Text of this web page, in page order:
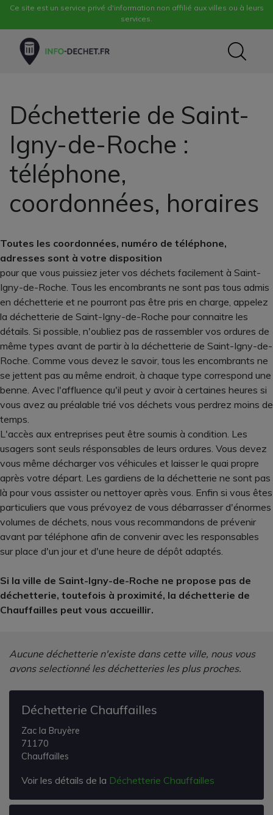
Ce site est un service privé d'information non affilié aux villes ou à leurs
services.
Déchetterie de Saint-
Igny-de-Roche :
téléphone,
coordonnées, horaires
Toutes les coordonnées, numéro de téléphone,
adresses sont à votre disposition
pour que vous puissiez jeter vos déchets facilement à Saint-
Igny-de-Roche. Tous les encombrants ne sont pas tous admis
en déchetterie et ne pourront pas être pris en charge, appelez
la déchetterie de Saint-Igny-de-Roche pour connaitre les
détails. Si possible, n'oubliez pas de rassembler vos ordures de
même types avant de partir à la déchetterie de Saint-Igny-de-
Roche. Comme vous devez le savoir, tous les encombrants ne
se jettent pas au même endroit, à chaque type correspond une
benne. Avec l'affluence qu'il peut y avoir à certaines heures si
vous avez au préalable trié vos déchets vous perdrez moins de
temps.
L'accès aux entreprises peut être soumis à condition. Les
usagers sont seuls résponsables de leurs ordures. Vous devez
vous même décharger vos véhicules et laisser le quai propre
après votre départ. Les gardiens de la déchetterie ne sont pas
là pour vous assister ou nettoyer après vous. Enfin si vous êtes
particuliers que vous prévoyez de vous débarrasser d'énormes
volumes de déchets, nous vous recommandons de prévenir
avant par téléphone afin de convenir avec les responsables
sur place d'un jour et d'une heure de dépôt adaptés.
Si la ville de Saint-Igny-de-Roche ne propose pas de
déchetterie, toutefois à proximité, la déchetterie de
Chauffailles peut vous accueillir.
Aucune déchetterie n'existe dans cette ville, nous vous
avons selectionné les déchetteries les plus proches.
Déchetterie Chauffailles
Zac la Bruyère
71170
Chauffailles
Voir les détails de la Déchetterie Chauffailles